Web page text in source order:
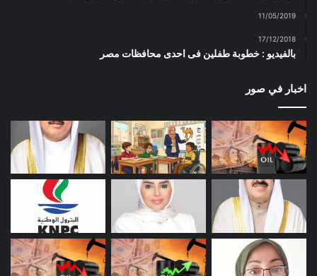
11/05/2019
17/12/2018
بالفيديو : خطوبة طفلين فى احدى محافظات مصر
اخبار في صور